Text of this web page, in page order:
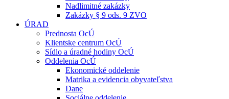
Nadlimitné zakázky
Zakázky § 9 ods. 9 ZVO
ÚRAD
Prednosta OcÚ
Klientske centrum OcÚ
Sídlo a úradné hodiny OcÚ
Oddelenia OcÚ
Ekonomické oddelenie
Matrika a evidencia obyvateľstva
Dane